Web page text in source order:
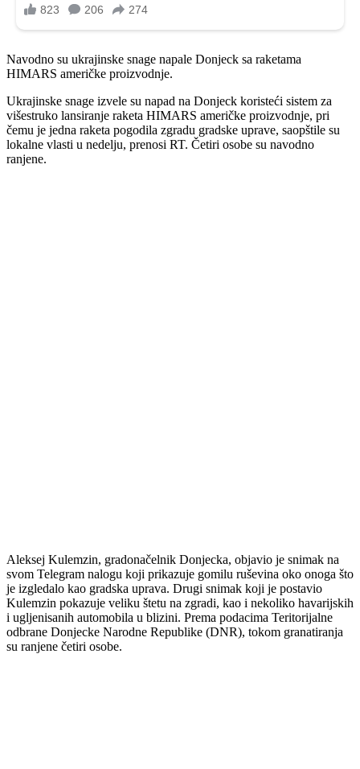
Navodno su ukrajinske snage napale Donjeck sa raketama
HIMARS američke proizvodnje.
Ukrajinske snage izvele su napad na Donjeck koristeći sistem za
višestruko lansiranje raketa HIMARS američke proizvodnje, pri
čemu je jedna raketa pogodila zgradu gradske uprave, saopštile su
lokalne vlasti u nedelju, prenosi RT. Četiri osobe su navodno
ranjene.
Aleksej Kulemzin, gradonačelnik Donjecka, objavio je snimak na
svom Telegram nalogu koji prikazuje gomilu ruševina oko onoga što
je izgledalo kao gradska uprava. Drugi snimak koji je postavio
Kulemzin pokazuje veliku štetu na zgradi, kao i nekoliko havarijskih
i ugljenisanih automobila u blizini. Prema podacima Teritorijalne
odbrane Donjecke Narodne Republike (DNR), tokom granatiranja
su ranjene četiri osobe.